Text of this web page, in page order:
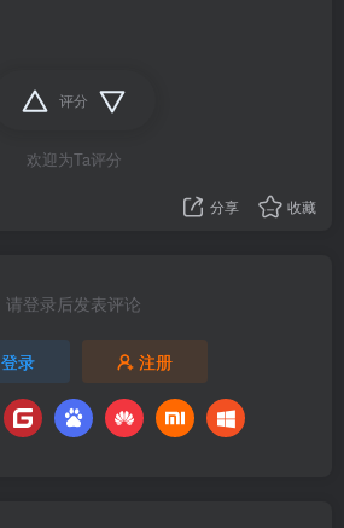
评分
欢迎为Ta评分
分享 收藏
请登录后发表评论
登录 注册